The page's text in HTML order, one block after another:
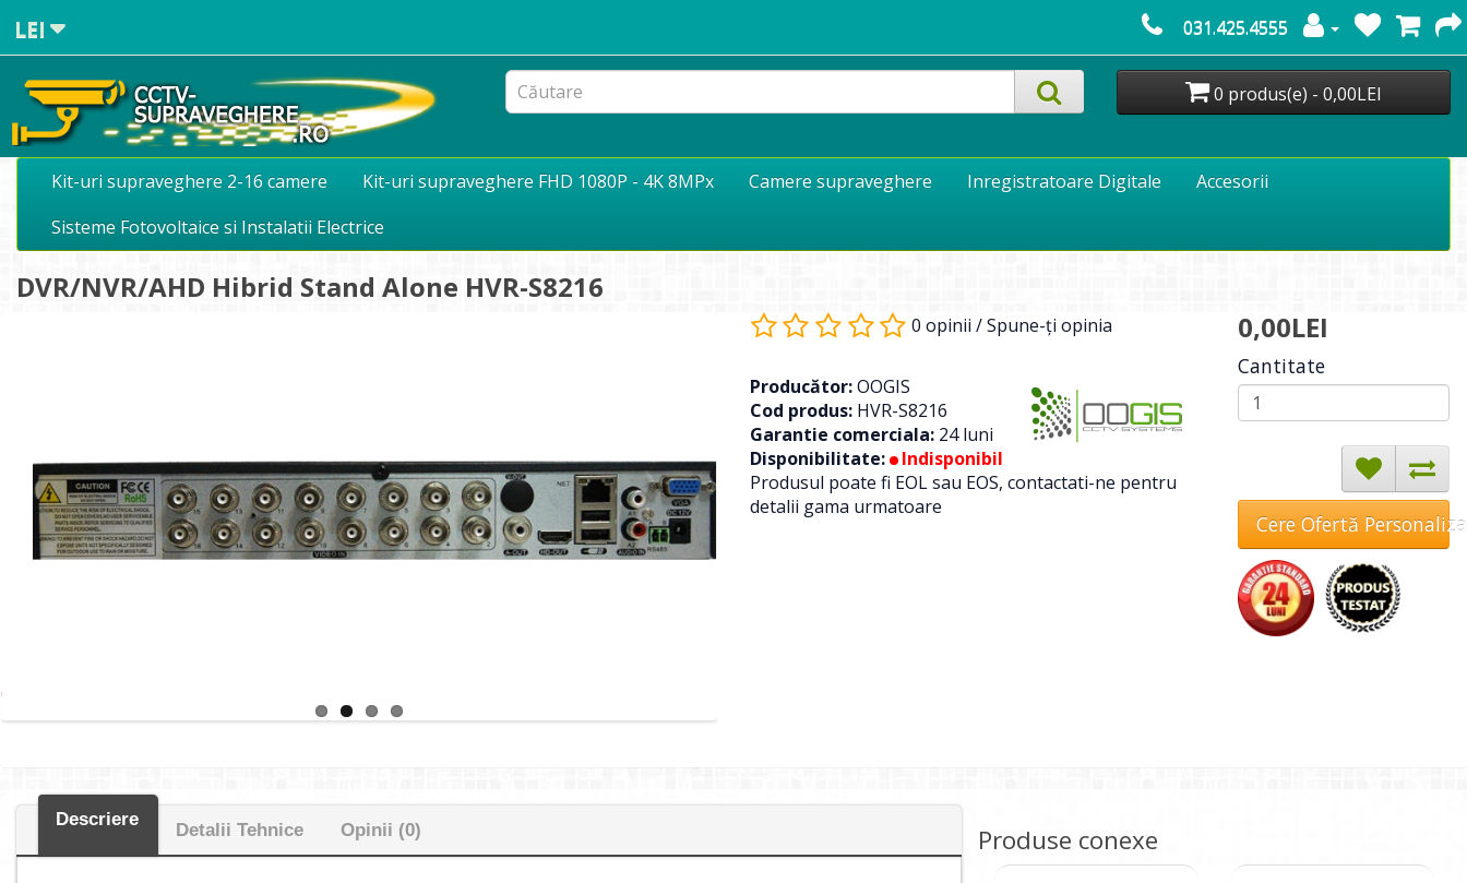
LEI 031.425.4555
0 produs(e) - 0,00LEI
Kit-uri supraveghere 2-16 camere Kit-uri supraveghere FHD 1080P - 4K 8MPx Camere supraveghere Inregistratoare Digitale
Accesorii
Sisteme Fotovoltaice si Instalatii Electrice
DVR/NVR/AHD Hibrid Stand Alone HVR-S8216
0 opinii /Spune-ţi opinia
Producător:OOGIS
Cod produs: HVR-S8216
Garantie comerciala: 24 luni
Disponibilitate:
Indisponibil
Produsul poate fi EOL sau EOS, contactati-ne pentru
detalii gama urmatoare
0,00LEI
Cantitate
Cere Ofertă
Descriere
Detalii Tehnice Opinii (0) Produse conexe